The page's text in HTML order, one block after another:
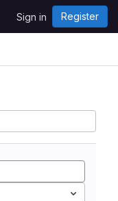
Sign in Register